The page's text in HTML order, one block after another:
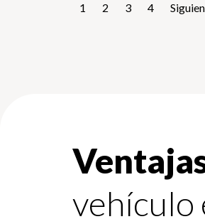
1 2 3 4
vehículo